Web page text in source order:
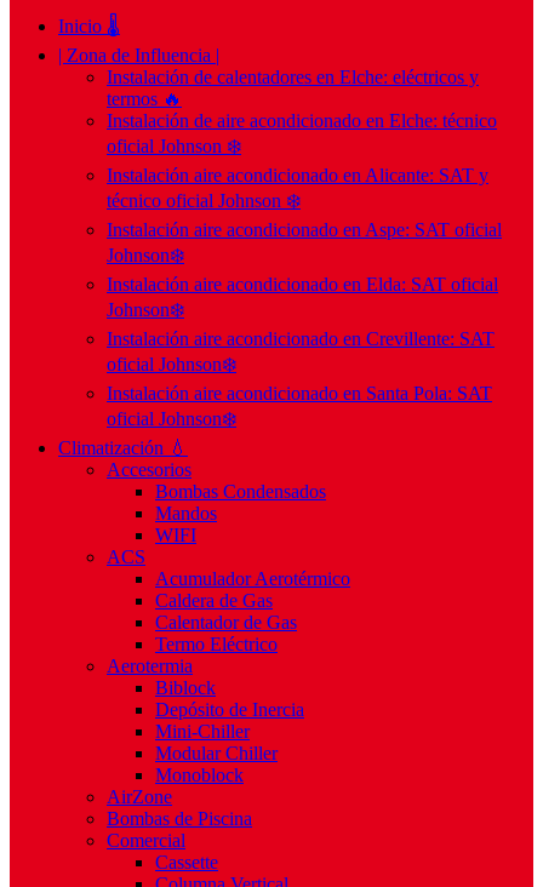
Inicio 🌡️
| Zona de Influencia |
Instalación de calentadores en Elche: eléctricos y
termos 🔥
Instalación de aire acondicionado en Elche: técnico
oficial Johnson ❄️
Instalación aire acondicionado en Alicante: SAT y
técnico oficial Johnson ❄️
Instalación aire acondicionado en Aspe: SAT oficial
Johnson❄️
Instalación aire acondicionado en Elda: SAT oficial
Johnson❄️
Instalación aire acondicionado en Crevillente: SAT
oficial Johnson❄️
Instalación aire acondicionado en Santa Pola: SAT
oficial Johnson❄️
Climatización 💧
Accesorios
Bombas Condensados
Mandos
WIFI
ACS
Acumulador Aerotérmico
Caldera de Gas
Calentador de Gas
Termo Eléctrico
Aerotermia
Biblock
Depósito de Inercia
Mini-Chiller
Modular Chiller
Monoblock
AirZone
Bombas de Piscina
Comercial
Cassette